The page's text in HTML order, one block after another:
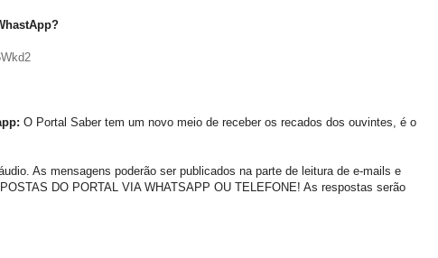
O Portal Saber tem um novo meio de receber os recados dos ouvintes, é o
As mensagens poderão ser publicados na parte de leitura de e-mails e
DO PORTAL VIA WHATSAPP OU TELEFONE! As respostas serão